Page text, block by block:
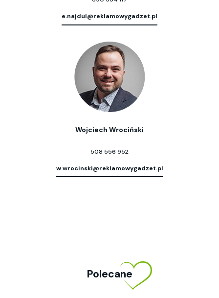
e.najdul@reklamowygadzet.pl
Wojciech Wrociński
508 556 952
w.wrocinski@reklamowygadzet.pl
Polecane